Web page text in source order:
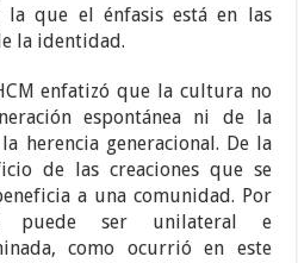
la que el énfasis está en las
la identidad.
enfatizó que la cultura no
espontánea ni de la
herencia generacional. De la
de las creaciones que se
a una comunidad. Por
ser unilateral e
como ocurrió en este